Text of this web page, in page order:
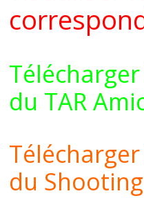
du TAR
du